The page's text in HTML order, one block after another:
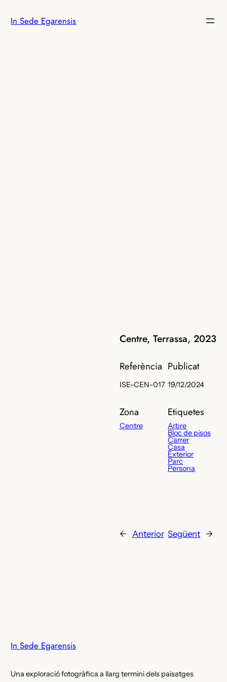
In Sede Egarensis
Centre, Terrassa, 2023
Referència
ISE-CEN-017
Zona
Centre
Publicat
19/12/2024
Etiquetes
Arbre
Bloc de pisos
Carrer
Casa
Exterior
Parc
Persona
← Anterior Següent →
In Sede Egarensis
Una exploració fotogràfica a llarg termini dels paisatges